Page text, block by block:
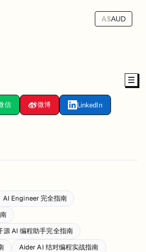
A$AUD
信 微博 LinkedIn
AI Engineer 完全指南
源 AI 编程助手完全指南
Aider AI 结对编程实战指南